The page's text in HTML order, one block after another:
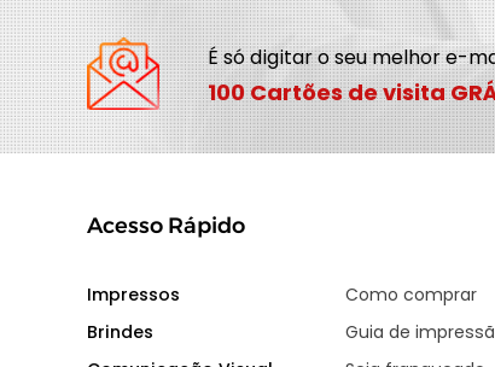
É só digitar o seu melhor e-
100 Cartões de visita
Acesso Rápido
Impressos
Brindes
Como comprar
Guia de